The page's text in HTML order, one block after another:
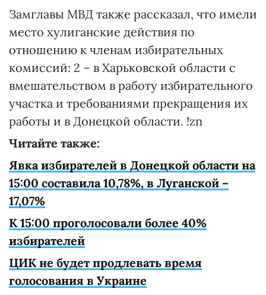
Замглавы МВД также рассказал, что имели
место хулиганские действия по
отношению к членам избирательных
комиссий: 2 – в Харьковской области с
вмешательством в работу избирательного
участка и требованиями прекращения их
работы и в Донецкой области. !zn
Читайте также:
Явка избирателей в Донецкой области на
15:00 составила 10,78%, в Луганской –
17,07%
К 15:00 проголосовали более 40%
избирателей
ЦИК не будет продлевать время
голосования в Украине